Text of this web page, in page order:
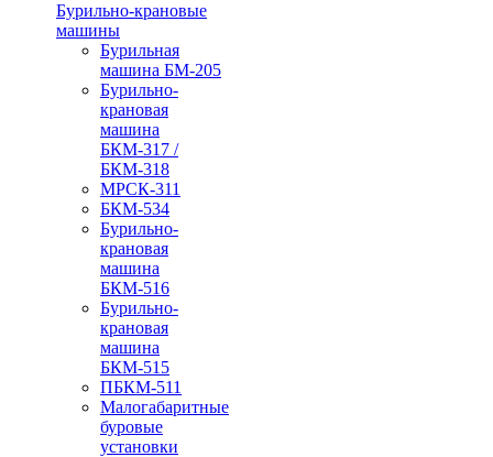
Бурильно-крановые
машины
Бурильная
машина БМ-205
Бурильно-
крановая
машина
БКМ-317 /
БКМ-318
МРСК-311
БКМ-534
Бурильно-
крановая
машина
БКМ-516
Бурильно-
крановая
машина
БКМ-515
ПБКМ-511
Малогабаритные
буровые
установки